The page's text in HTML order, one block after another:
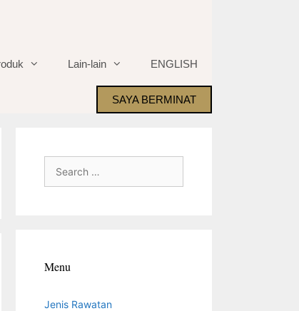
Lain-lain ENGLISH
SAYA BERMINAT
for:
Menu
Jenis Rawatan